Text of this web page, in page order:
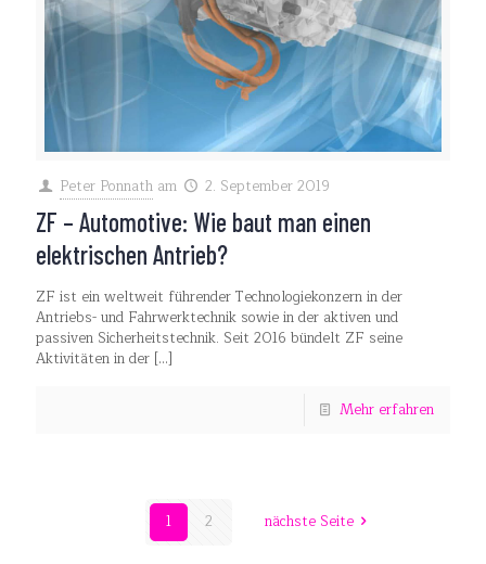
Peter Ponnath am 2. September 2019
ZF – Automotive: Wie baut man einen
elektrischen Antrieb?
ZF ist ein weltweit führender Technologiekonzern in der
Antriebs- und Fahrwerktechnik sowie in der aktiven und
passiven Sicherheitstechnik. Seit 2016 bündelt ZF seine
Aktivitäten in der […]
Mehr erfahren
1 2 nächste Seite